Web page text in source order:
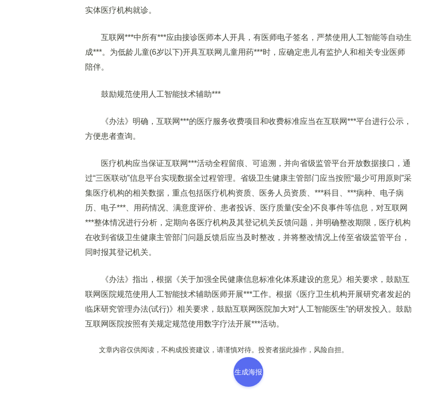
实体医疗机构就诊。
互联网***中所有***应由接诊医师本人开具，有医师电子签名，严禁使用人工智能等自动生
成***。为低龄儿童(6岁以下)开具互联网儿童用药***时，应确定患儿有监护人和相关专业医师
陪伴。
鼓励规范使用人工智能技术辅助***
《办法》明确，互联网***的医疗服务收费项目和收费标准应当在互联网***平台进行公示，
方便患者查询。
医疗机构应当保证互联网***活动全程留痕、可追溯，并向省级监管平台开放数据接口，通
过“三医联动”信息平台实现数据全过程管理。省级卫生健康主管部门应当按照“最少可用原则”采
集医疗机构的相关数据，重点包括医疗机构资质、医务人员资质、***科目、***病种、电子病
历、电子***、用药情况、满意度评价、患者投诉、医疗质量(安全)不良事件等信息，对互联网
***整体情况进行分析，定期向各医疗机构及其登记机关反馈问题，并明确整改期限，医疗机构
在收到省级卫生健康主管部门问题反馈后应当及时整改，并将整改情况上传至省级监管平台，
同时报其登记机关。
《办法》指出，根据《关于加强全民健康信息标准化体系建设的意见》相关要求，鼓励互
联网医院规范使用人工智能技术辅助医师开展***工作。根据《医疗卫生机构开展研究者发起的
临床研究管理办法(试行)》相关要求，鼓励互联网医院加大对“人工智能医生”的研发投入。鼓励
互联网医院按照有关规定规范使用数字疗法开展***活动。
文章内容仅供阅读，不构成投资建议，请谨慎对待。投资者据此操作，风险自担。
生成海报